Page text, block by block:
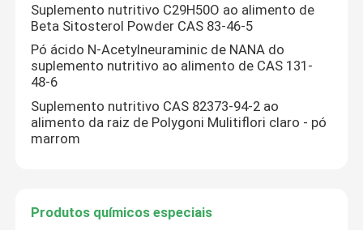
Produtos químicos especiais
Suplemento nutritivo C29H50O ao alimento de
Beta Sitosterol Powder CAS 83-46-5
Pó ácido N-Acetylneuraminic de NANA do
suplemento nutritivo ao alimento de CAS 131-
48-6
Suplemento nutritivo CAS 82373-94-2 ao
alimento da raiz de Polygoni Mulitiflori claro - pó
marrom
Produtos químicos especiais